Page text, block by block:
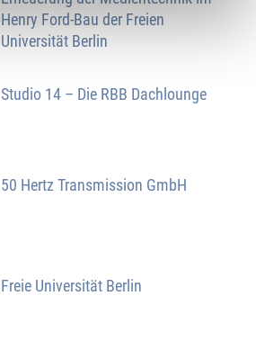
Henry Ford-Bau der Freien
Universität Berlin
Studio 14 – Die RBB Dachlounge
50 Hertz Transmission GmbH
Freie Universität Berlin